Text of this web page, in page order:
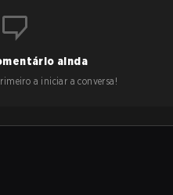
ainda
a iniciar a conversa!